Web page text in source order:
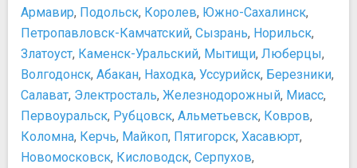
Музей Фаберже
Музей-квартира А. С. Пушкина
Музей-квартира А.А. Блока
Музей-квартира А.И. Куинджи
Музей-квартира Н. А. Некрасова
Музей-квартира Н. А. Римского-Корсакова
Музей-усадьба И.Е.Репина "Пенаты"
Музейный комплекс "Вселенная Воды"
Как добраться до Пулково?
О парковках в центре города
О транспорте
Приложения для заказа такси
Самое глубокое метро в России
Схема метро со временем ходьбы между станциями
Безопасность
В темное время суток лучше передвигаться на такси
Не выставляйте на показ ценную аппаратуру
Армавир, Подольск, Королев, Южно-Сахалинск,
Петропавловск-Камчатский, Сызрань, Норильск,
Златоуст, Каменск-Уральский, Мытищи, Люберцы,
Волгодонск, Абакан, Находка, Уссурийск, Березники,
Салават, Электросталь, Железнодорожный, Миасс,
Первоуральск, Рубцовск, Альметьевск, Ковров,
Коломна, Керчь, Майкоп, Пятигорск, Хасавюрт,
Новомосковск, Кисловодск, Серпухов,